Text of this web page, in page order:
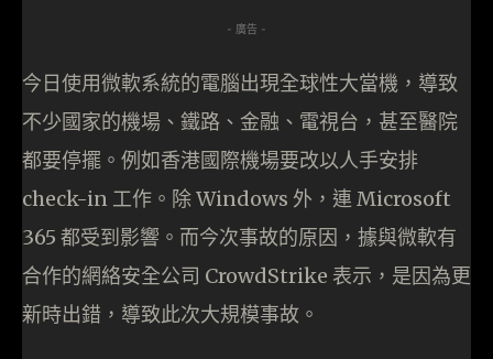
- 廣告 -
今日使用微軟系統的電腦出現全球性大當機，導致
不少國家的機場、鐵路、金融、電視台，甚至醫院
都要停擺。例如香港國際機場要改以人手安排
check-in 工作。除 Windows 外，連 Microsoft
365 都受到影響。而今次事故的原因，據與微軟有
合作的網絡安全公司 CrowdStrike 表示，是因為更
新時出錯，導致此次大規模事故。